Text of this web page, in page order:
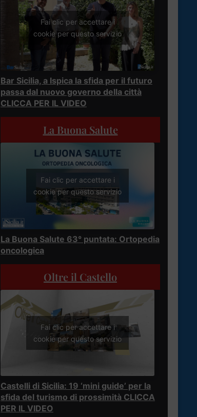
Fai clic per accettare i
cookie per questo servizio
Bar Sicilia, a Ispica la sfida per il futuro
passa dal nuovo governo della città
CLICCA PER IL VIDEO
La Buona Salute
Fai clic per accettare i
cookie per questo servizio
La Buona Salute 63° puntata: Ortopedia
oncologica
Oltre il Castello
Fai clic per accettare i
cookie per questo servizio
Castelli di Sicilia: 19 ‘mini guide’ per la
sfida del turismo di prossimità CLICCA
PER IL VIDEO